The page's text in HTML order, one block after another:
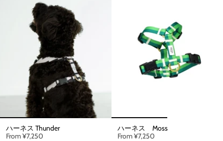
ハーネス Thunder
From¥7,250
ハーネス Moss
From¥7,250